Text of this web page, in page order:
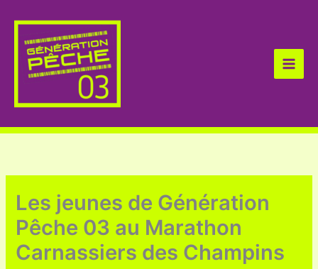
contenu
Les jeunes de Génération
Pêche 03 au Marathon
Carnassiers des Champins